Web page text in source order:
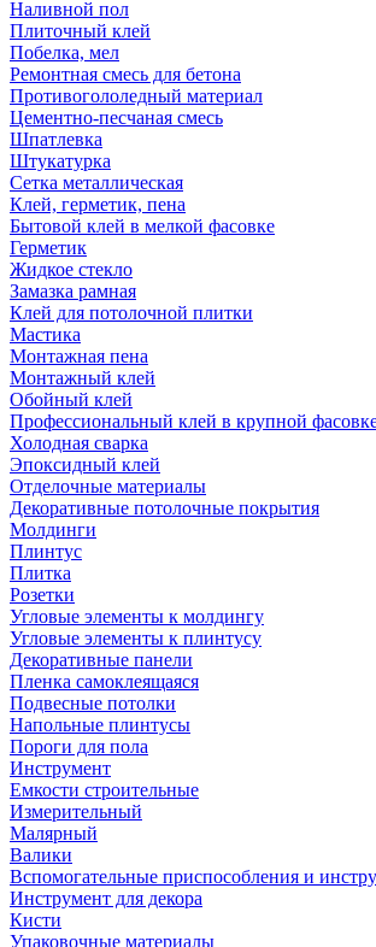
Наливной пол
Плиточный клей
Побелка, мел
Ремонтная смесь для бетона
Противогололедный материал
Цементно-песчаная смесь
Шпатлевка
Штукатурка
Сетка металлическая
Клей, герметик, пена
Бытовой клей в мелкой фасовке
Герметик
Жидкое стекло
Замазка рамная
Клей для потолочной плитки
Мастика
Монтажная пена
Монтажный клей
Обойный клей
Профессиональный клей в крупной
Холодная сварка
Эпоксидный клей
Отделочные материалы
Декоративные потолочные покрытия
Молдинги
Плинтус
Плитка
Розетки
Угловые элементы к молдингу
Угловые элементы к плинтусу
Декоративные панели
Пленка самоклеящаяся
Подвесные потолки
Напольные плинтусы
Пороги для пола
Инструмент
Емкости строительные
Измерительный
Малярный
Валики
Вспомогательные приспособления и
Инструмент для декора
Кисти
Упаковочные материалы